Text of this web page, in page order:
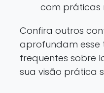
com práticas
Confira outros
aprofundam esse
frequentes sobre
sua visão prática